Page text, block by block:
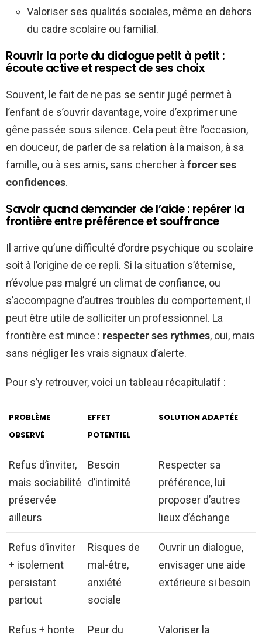
Valoriser ses qualités sociales, même en dehors
du cadre scolaire ou familial.
Rouvrir la porte du dialogue petit à petit :
écoute active et respect de ses choix
Souvent, le fait de ne pas se sentir jugé permet à
l’enfant de s’ouvrir davantage, voire d’exprimer une
gêne passée sous silence. Cela peut être l’occasion,
en douceur, de parler de sa relation à la maison, à sa
famille, ou à ses amis, sans chercher à forcer ses
confidences.
Savoir quand demander de l’aide : repérer la
frontière entre préférence et souffrance
Il arrive qu’une difficulté d’ordre psychique ou scolaire
soit à l’origine de ce repli. Si la situation s’éternise,
n’évolue pas malgré un climat de confiance, ou
s’accompagne d’autres troubles du comportement, il
peut être utile de solliciter un professionnel. La
frontière est mince : respecter ses rythmes, oui, mais
sans négliger les vrais signaux d’alerte.
Pour s’y retrouver, voici un tableau récapitulatif :
PROBLÈME
OBSERVÉ
EFFET
POTENTIEL
SOLUTION ADAPTÉE
Refus d’inviter,
mais sociabilité
préservée
ailleurs
Besoin
d’intimité
Respecter sa
préférence, lui
proposer d’autres
lieux d’échange
Refus d’inviter
+ isolement
persistant
partout
Risques de
mal-être,
anxiété
sociale
Ouvrir un dialogue,
envisager une aide
extérieure si besoin
Refus + honte
Peur du
Valoriser la